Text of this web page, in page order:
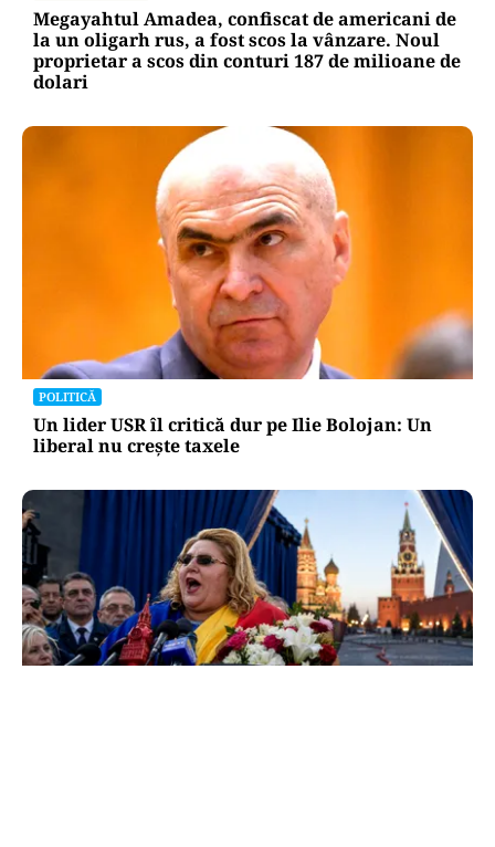
Megayahtul Amadea, confiscat de americani de
la un oligarh rus, a fost scos la vânzare. Noul
proprietar a scos din conturi 187 de milioane de
dolari
POLITICĂ
Un lider USR îl critică dur pe Ilie Bolojan: Un
liberal nu crește taxele